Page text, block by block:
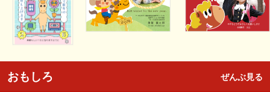
おもしろ ぜんぶ見る